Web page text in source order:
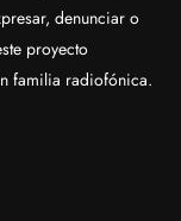
denunciar o
proyecto
familia radiofónica.